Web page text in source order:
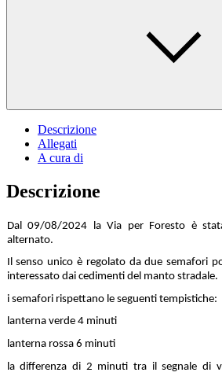
Descrizione
Allegati
A cura di
Descrizione
Dal 09/08/2024 la Via per Foresto è
alternato.
Il senso unico è regolato da due semafori
interessato dai cedimenti del manto stradale.
i semafori rispettano le seguenti tempistiche:
lanterna verde 4 minuti
lanterna rossa 6 minuti
la differenza di 2 minuti tra il segnale di